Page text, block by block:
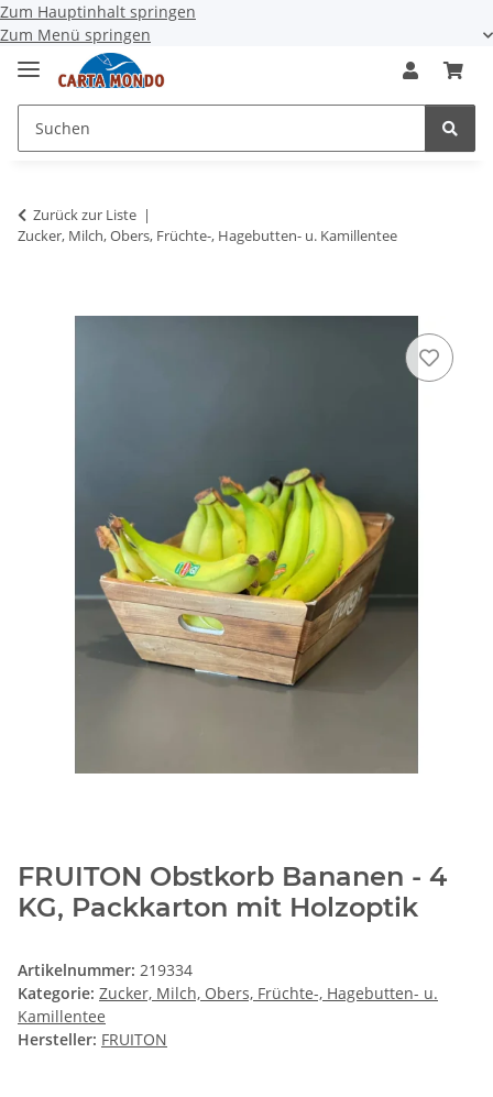
Zum Hauptinhalt springen
Zum Menü springen
Zurück zur Liste
Zucker, Milch, Obers, Früchte-, Hagebutten- u. Kamillentee
FRUITON Obstkorb Bananen - 4
KG, Packkarton mit Holzoptik
Artikelnummer: 219334
Kategorie: Zucker, Milch, Obers, Früchte-, Hagebutten- u.
Kamillentee
Hersteller: FRUITON